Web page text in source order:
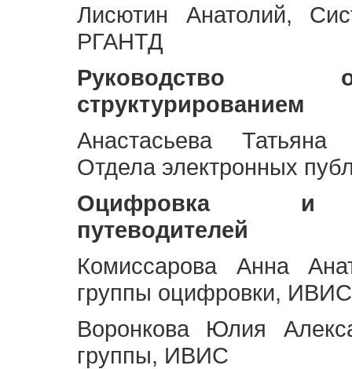
Лисютин Анатолий,
РГАНТД
Руководство
структурированием
Анастасьева Татьяна
Отдела электронных
Оцифровка и
путеводителей
Комиссарова Анна
группы оцифровки, ИВИС
Воронкова Юлия
группы, ИВИС